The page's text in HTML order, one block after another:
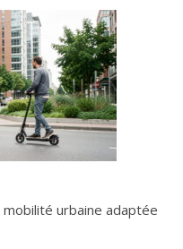
urbaine adaptée